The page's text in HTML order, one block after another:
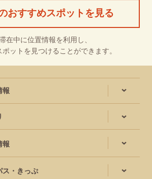
おすすめスポットを見る
在中に位置情報を利用し、
ポットを見つけることができます。
報
報
ス・きっぷ